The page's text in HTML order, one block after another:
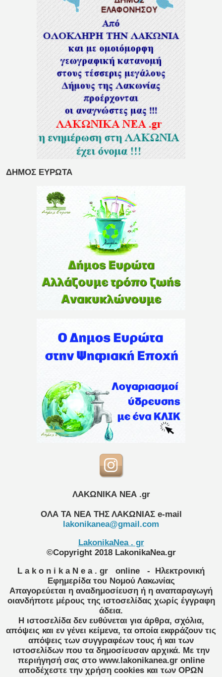
ΔΗΜΟΣ ΕΥΡΩΤΑ
ΛΑΚΩΝΙΚΑ ΝΕΑ .gr
ΟΛΑ ΤΑ ΝΕΑ ΤΗΣ ΛΑΚΩΝΙΑΣ e-mail
lakonikanea@gmail.com
LakonikaNea . gr
©Copyright 2018 LakonikaNea.gr
L a k o n i k a N e a . gr
online
- Ηλεκτρονική
Εφημερίδα του Νομού Λακωνίας
Απαγορεύεται η αναδημοσίευση ή η αναπαραγωγή
οιανδήποτε μέρους της ιστοσελίδας χωρίς έγγραφη
άδεια.
Η ιστοσελίδα δεν ευθύνεται για άρθρα, σχόλια,
απόψεις και εν γένει κείμενα, τα οποία εκφράζουν τις
απόψεις των συγγραφέων τους ή και των
ιστοσελίδων που τα δημοσίευσαν αρχικά. Με την
περιήγησή σας στο www.lakonikanea.gr online
αποδέχεστε την χρήση cookies και των ΟΡΩΝ